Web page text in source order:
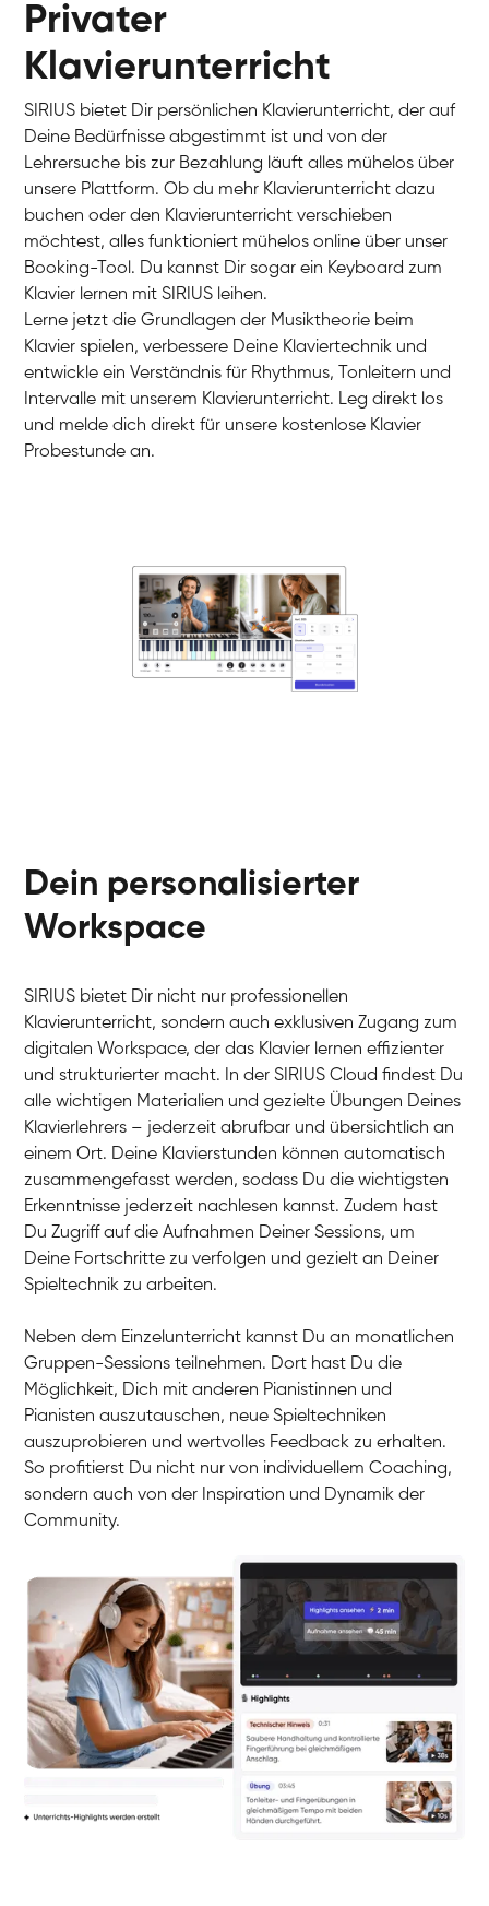
Charlotte
Klavier / Piano / Flügel
Klavier / Piano / Flügel
Klavier / Piano / Flügel
Klavier / Piano / Flügel
Klavier / Piano / Flügel
Hannes
Klavier / Piano / Flügel
Klavier / Piano / Flügel
Yuna
Klavier / Piano / Flügel
Camilla
Klavier / Piano / Flügel
Negin
Klavier / Piano / Flügel
Katarzyna
Klavier / Piano / Flügel
Privater
Klavierunterricht
SIRIUS bietet Dir persönlichen Klavierunterricht, der auf
Deine Bedürfnisse abgestimmt ist und von der
Lehrersuche bis zur Bezahlung läuft alles mühelos über
unsere Plattform. Ob du mehr Klavierunterricht dazu
buchen oder den Klavierunterricht verschieben
möchtest, alles funktioniert mühelos online über unser
Booking-Tool. Du kannst Dir sogar ein Keyboard zum
Klavier lernen mit SIRIUS leihen.
Lerne jetzt die Grundlagen der Musiktheorie beim
Klavier spielen, verbessere Deine Klaviertechnik und
entwickle ein Verständnis für Rhythmus, Tonleitern und
Intervalle mit unserem Klavierunterricht. Leg direkt los
und melde dich direkt für unsere kostenlose Klavier
Probestunde an.
Dein personalisierter
Workspace
SIRIUS bietet Dir nicht nur professionellen
Klavierunterricht, sondern auch exklusiven Zugang zum
digitalen Workspace, der das Klavier lernen effizienter
und strukturierter macht. In der SIRIUS Cloud findest Du
alle wichtigen Materialien und gezielte Übungen Deines
Klavierlehrers – jederzeit abrufbar und übersichtlich an
einem Ort. Deine Klavierstunden können automatisch
zusammengefasst werden, sodass Du die wichtigsten
Erkenntnisse jederzeit nachlesen kannst. Zudem hast
Du Zugriff auf die Aufnahmen Deiner Sessions, um
Deine Fortschritte zu verfolgen und gezielt an Deiner
Spieltechnik zu arbeiten.
Neben dem Einzelunterricht kannst Du an monatlichen
Gruppen-Sessions teilnehmen. Dort hast Du die
Möglichkeit, Dich mit anderen Pianistinnen und
Pianisten auszutauschen, neue Spieltechniken
auszuprobieren und wertvolles Feedback zu erhalten.
So profitierst Du nicht nur von individuellem Coaching,
sondern auch von der Inspiration und Dynamik der
Community.